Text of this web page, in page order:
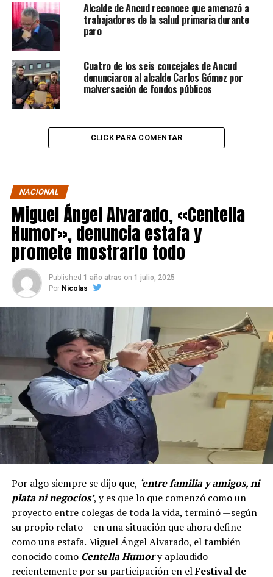
Alcalde de Ancud reconoce que amenazó a
trabajadores de la salud primaria durante
paro
Cuatro de los seis concejales de Ancud
denunciaron al alcalde Carlos Gómez por
malversación de fondos públicos
CLICK PARA COMENTAR
NACIONAL
Miguel Ángel Alvarado, «Centella
Humor», denuncia estafa y
promete mostrarlo todo
Published 1 año atras on 1 julio, 2025
Por Nicolas
Por algo siempre se dijo que, ‘entre familia y amigos, ni
plata ni negocios’, y es que lo que comenzó como un
proyecto entre colegas de toda la vida, terminó —según
su propio relato— en una situación que ahora define
como una estafa. Miguel Ángel Alvarado, el también
conocido como Centella Humory aplaudido
recientemente por su participación en elFestival de